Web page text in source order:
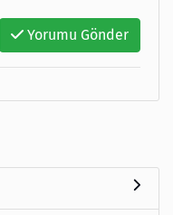
Yorumu Gönder